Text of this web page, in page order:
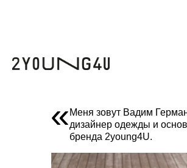
Меня зовут Вадим
дизайнер одежды и
бренда 2young4U.
«